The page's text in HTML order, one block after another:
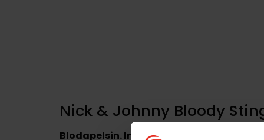
Nick & Johnny Bloody
Blodapelsin. Ingefära. Tobak. Klart.